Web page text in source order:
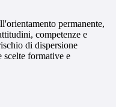
permanente,
competenze e
di dispersione
scelte formative e